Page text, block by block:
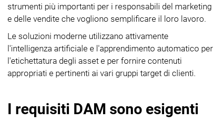
strumenti più importanti per i responsabili del marketing
e delle vendite che vogliono semplificare il loro lavoro.
Le soluzioni moderne utilizzano attivamente
l'intelligenza artificiale e l'apprendimento automatico per
l'etichettatura degli asset e per fornire contenuti
appropriati e pertinenti ai vari gruppi target di clienti.
I requisiti DAM sono esigenti